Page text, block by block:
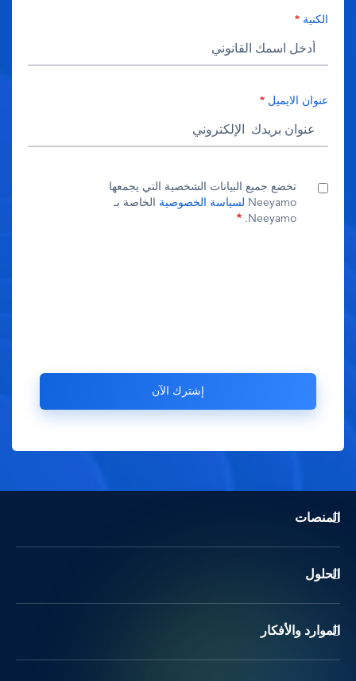
الكنية
عنوان الايميل
تخضع جميع البيانات الشخصية التي يجمعها
Neeyamo لسياسة الخصوصية
الخاصة بـ
Neeyamo.
المنصات
الحلول
الموارد والأفكار